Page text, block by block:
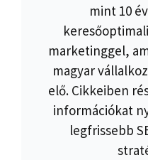
mint 10
marketinggel,
magyar
elő. Cikkeiben
információkat
legfrissebb